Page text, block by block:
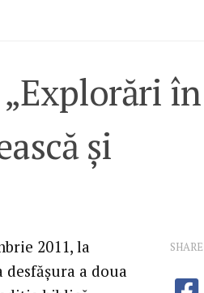
în
şi
2011, la
a doua
SHARE